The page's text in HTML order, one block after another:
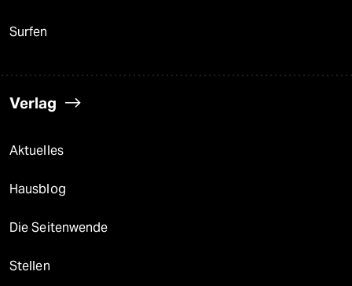
Surfen
Verlag
Aktuelles
Hausblog
Die Seitenwende
Stellen